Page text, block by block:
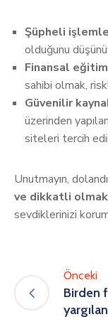
Şüpheli
olduğunu
Finansal eğitim
sahibi olmak,
Güvenilir
üzerinden
siteleri tercih
Unutmayın,
ve dikkatli
sevdiklerinizi
Önceki
Birden